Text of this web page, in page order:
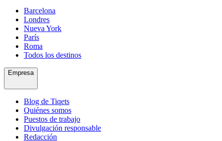
Barcelona
Londres
Nueva York
París
Roma
Todos los destinos
Empresa
Blog de Tiqets
Quiénes somos
Puestos de trabajo
Divulgación responsable
Redacción